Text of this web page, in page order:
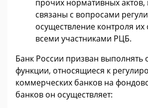
прочих нормативных актов,
связаны с вопросами
осуществление контроля
всеми участниками РЦБ.
Банк России призван выполнять
функции, относящиеся к
коммерческих банков на
банков он осуществляет: